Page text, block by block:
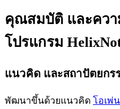
คุณสมบัติ และควา
โปรแกรม
แนวคิด และสถาปัตยกร
พัฒนาขึ้นด้วยแนวคิด โอเพ่